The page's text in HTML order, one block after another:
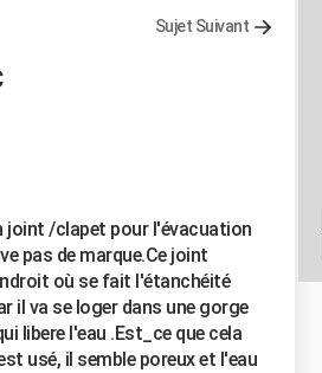
Sujet Suivant
joint /clapet pour l'évacuation
pas de marque.Ce joint
où se fait l'étanchéité
il va se loger dans une gorge
libere l'eau .Est_ce que cela
usé, il semble poreux et l'eau